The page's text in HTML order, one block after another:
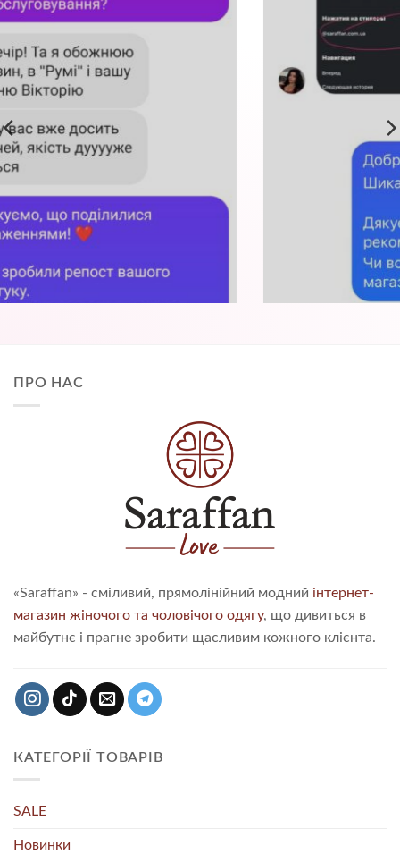
ПРО НАС
«Saraffan» - сміливий, прямолінійний модний інтернет-
магазин жіночого та чоловічого одягу, що дивиться в
майбутнє і прагне зробити щасливим кожного клієнта.
КАТЕГОРІЇ ТОВАРІВ
SALE
Новинки